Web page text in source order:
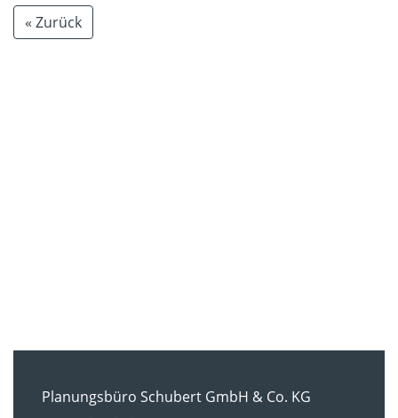
« Zurück
Planungsbüro Schubert GmbH & Co. KG